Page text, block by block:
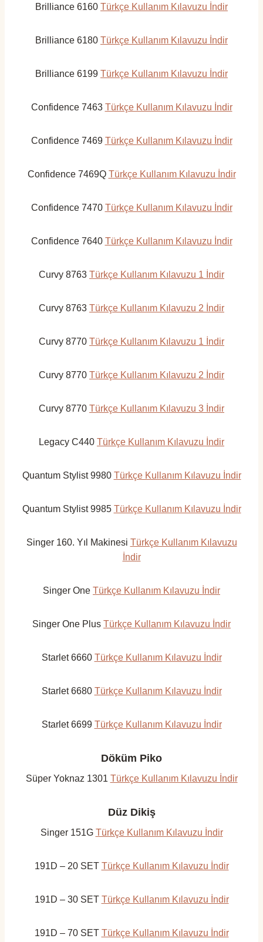
Brilliance 6160 Türkçe Kullanım Kılavuzu İndir
Brilliance 6180 Türkçe Kullanım Kılavuzu İndir
Brilliance 6199 Türkçe Kullanım Kılavuzu İndir
Confidence 7463 Türkçe Kullanım Kılavuzu İndir
Confidence 7469 Türkçe Kullanım Kılavuzu İndir
Confidence 7469Q Türkçe Kullanım Kılavuzu İndir
Confidence 7470 Türkçe Kullanım Kılavuzu İndir
Confidence 7640 Türkçe Kullanım Kılavuzu İndir
Curvy 8763 Türkçe Kullanım Kılavuzu 1 İndir
Curvy 8763 Türkçe Kullanım Kılavuzu 2 İndir
Curvy 8770 Türkçe Kullanım Kılavuzu 1 İndir
Curvy 8770 Türkçe Kullanım Kılavuzu 2 İndir
Curvy 8770 Türkçe Kullanım Kılavuzu 3 İndir
Legacy C440 Türkçe Kullanım Kılavuzu İndir
Quantum Stylist 9980 Türkçe Kullanım Kılavuzu İndir
Quantum Stylist 9985 Türkçe Kullanım Kılavuzu İndir
Singer 160. Yıl Makinesi Türkçe Kullanım Kılavuzu
İndir
Singer One Türkçe Kullanım Kılavuzu İndir
Singer One Plus Türkçe Kullanım Kılavuzu İndir
Starlet 6660 Türkçe Kullanım Kılavuzu İndir
Starlet 6680 Türkçe Kullanım Kılavuzu İndir
Starlet 6699 Türkçe Kullanım Kılavuzu İndir
Döküm Piko
Süper Yoknaz 1301 Türkçe Kullanım Kılavuzu İndir
Düz Dikiş
Singer 151G Türkçe Kullanım Kılavuzu İndir
191D – 20 SET Türkçe Kullanım Kılavuzu İndir
191D – 30 SET Türkçe Kullanım Kılavuzu İndir
191D – 70 SET Türkçe Kullanım Kılavuzu İndir